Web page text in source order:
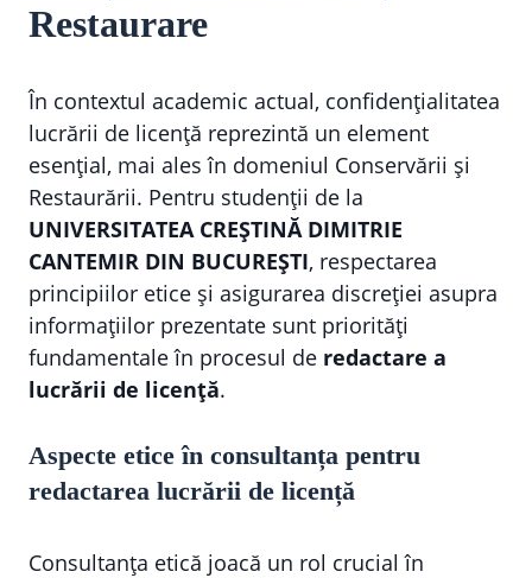
Restaurare
În contextul academic actual, confidențialitatea
lucrării de licență reprezintă un element
esențial, mai ales în domeniul Conservării și
Restaurării. Pentru studenții de la
UNIVERSITATEA CREȘTINĂ DIMITRIE
CANTEMIR DIN BUCUREȘTI, respectarea
principiilor etice și asigurarea discreției asupra
informațiilor prezentate sunt priorități
fundamentale în procesul de redactare a
lucrării de licență.
Aspecte etice în consultanța pentru
redactarea lucrării de licență
Consultanța etică joacă un rol crucial în